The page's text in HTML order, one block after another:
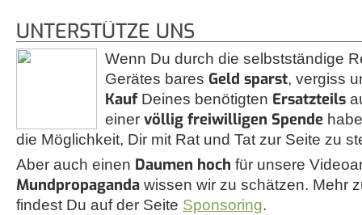
UNTERSTÜTZE UNS
Wenn Du durch die selbstständige
Gerätes bares Geld sparst, vergiss
Kauf Deines benötigten Ersatzteils
einer völlig freiwilligen Spende
die Möglichkeit, Dir mit Rat und Tat zur Seite zu
Aber auch einen Daumen hoch für unsere
Mundpropaganda wissen wir zu schätzen. Mehr
findest Du auf der Seite Sponsoring.